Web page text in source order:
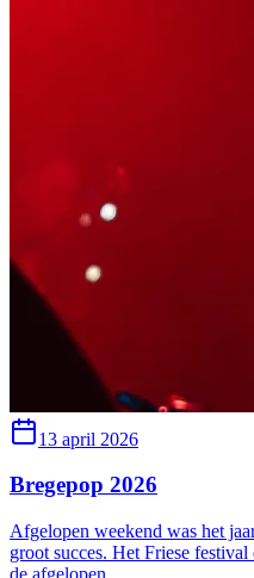
13 april 2026
Bregepop 2026
Afgelopen weekend was het
groot succes. Het Friese
de afgelopen ...